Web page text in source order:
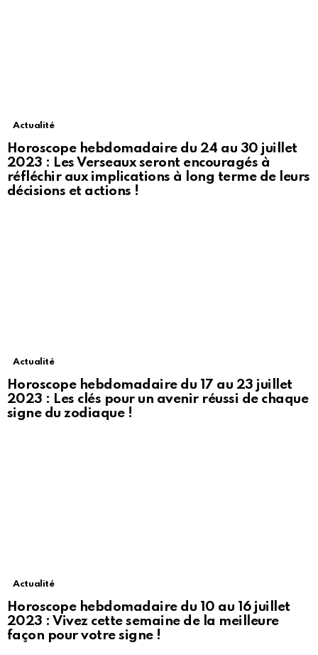
Actualité
Horoscope hebdomadaire du 24 au 30 juillet
2023 : Les Verseaux seront encouragés à
réfléchir aux implications à long terme de leurs
décisions et actions !
Actualité
Horoscope hebdomadaire du 17 au 23 juillet
2023 : Les clés pour un avenir réussi de chaque
signe du zodiaque !
Actualité
Horoscope hebdomadaire du 10 au 16 juillet
2023 : Vivez cette semaine de la meilleure
façon pour votre signe !